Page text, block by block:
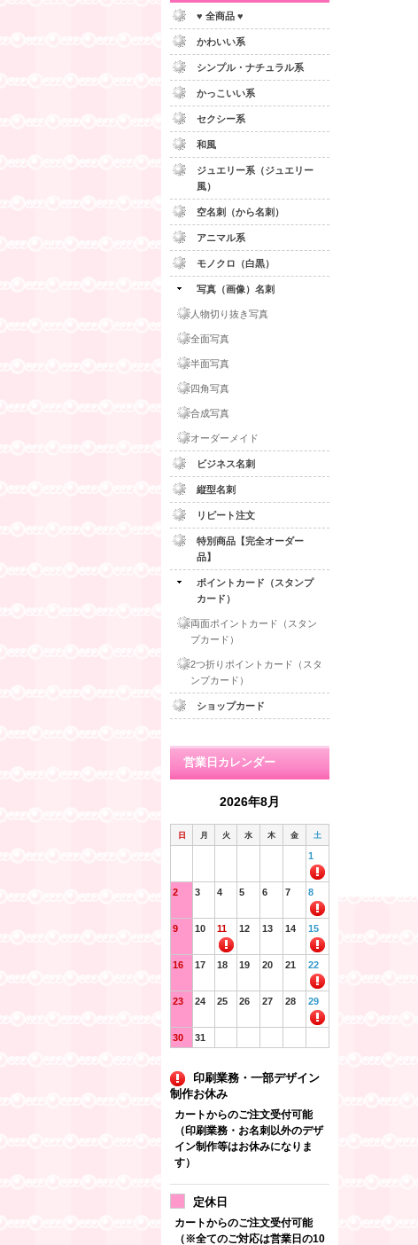
♥ 全商品 ♥
かわいい系
シンプル・ナチュラル系
かっこいい系
セクシー系
和風
ジュエリー系（ジュエリー
風）
空名刺（から名刺）
アニマル系
モノクロ（白黒）
写真（画像）名刺
人物切り抜き写真
全面写真
半面写真
四角写真
合成写真
オーダーメイド
ビジネス名刺
縦型名刺
リピート注文
特別商品【完全オーダー
品】
ポイントカード（スタンプ
カード）
両面ポイントカード（スタン
プカード）
2つ折りポイントカード（スタ
ンプカード）
ショップカード
営業日カレンダー
2026年8月
日 月 火 水 木 金 土
1
2 3 4 5 6 7 8
9 10 11 12 13 14 15
16 17 18 19 20 21 22
23 24 25 26 27 28 29
30 31
印刷業務・一部デザイン
制作お休み
カートからのご注文受付可能
（印刷業務・お名刺以外のデザ
イン制作等はお休みになりま
す）
定休日
カートからのご注文受付可能
（※全てのご対応は営業日の10